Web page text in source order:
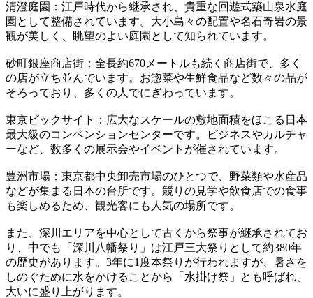
清澄庭園：江戸時代から継承され、貴重な回遊式築山泉水庭
園として整備されています。大小島々の配置や名石奇岩の景
観が美しく、眺望のよい庭園として知られています。
砂町銀座商店街：全長約670メートルも続く商店街で、多く
の店が立ち並んでいます。お惣菜や生鮮食品など数々の品が
そろっており、多くの人でにぎわっています。
東京ビックサイト：広大なスケールの敷地面積をほこる日本
最大級のコンベンションセンターです。ビジネスやカルチャ
ーなど、数多くの展示会やイベントが催されています。
豊洲市場：東京都中央卸売市場のひとつで、野菜類や水産品
などが集まる日本の台所です。競りの見学や飲食店での食事
も楽しめるため、観光客にも人気の場所です。
また、深川エリアを中心として古くから祭事が継承されてお
り、中でも「深川八幡祭り」は江戸三大祭りとして約380年
の歴史があります。3年に1度本祭りが行われますが、暑さを
しのぐために水をかけることから「水掛け祭」とも呼ばれ、
大いに盛り上がります。